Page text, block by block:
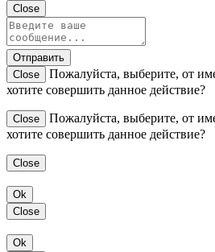
Close
Отправить
Close
Пожалуйста, выберите, от
хотите совершить данное действие?
Close
Пожалуйста, выберите, от
хотите совершить данное действие?
Close
Ok
Close
Ok